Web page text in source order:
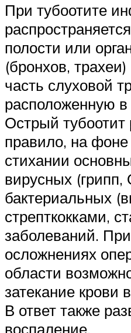
При тубоотите
полости или
(бронхов,
часть слуховой
расположенную в
Острый тубоотит
правило, на фоне
стихании
вирусных
бактериальных
стрепткокками,
заболеваний.
осложнениях
области
затекание крови
В ответ также
воспаление.